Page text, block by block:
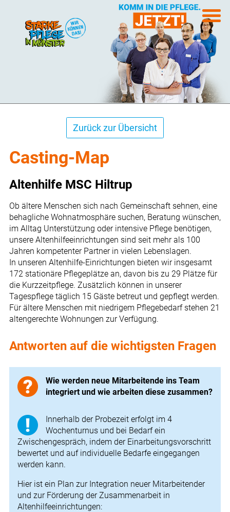
Zurück zur Übersicht
Casting-Map
Altenhilfe MSC Hiltrup
Ob ältere Menschen sich nach Gemeinschaft sehnen, eine
behagliche Wohnatmosphäre suchen, Beratung wünschen,
im Alltag Unterstützung oder intensive Pflege benötigen,
unsere Altenhilfeeinrichtungen sind seit mehr als 100
Jahren kompetenter Partner in vielen Lebenslagen.
In unseren Altenhilfe-Einrichtungen bieten wir insgesamt
172 stationäre Pflegeplätze an, davon bis zu 29 Plätze für
die Kurzzeitpflege. Zusätzlich können in unserer
Tagespflege täglich 15 Gäste betreut und gepflegt werden.
Für ältere Menschen mit niedrigem Pflegebedarf stehen 21
altengerechte Wohnungen zur Verfügung.
Antworten auf die wichtigsten Fragen
Wie werden neue Mitarbeitende ins Team
integriert und wie arbeiten diese zusammen?
Innerhalb der Probezeit erfolgt im 4
Wochenturnus und bei Bedarf ein
Zwischengespräch, indem der Einarbeitungsvorschritt
bewertet und auf individuelle Bedarfe eingegangen
werden kann.
Hier ist ein Plan zur Integration neuer Mitarbeitender
und zur Förderung der Zusammenarbeit in
Altenhilfeeinrichtungen: